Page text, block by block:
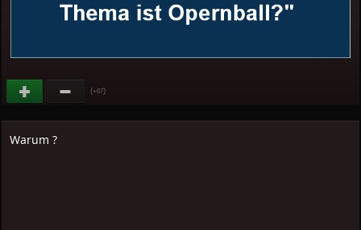
(+67)
Warum ?